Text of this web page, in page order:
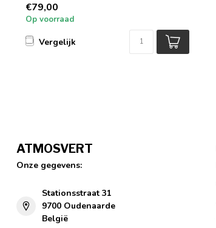
€79,00
Op voorraad
Vergelijk
ATMOSVERT
Onze gegevens:
Stationsstraat 31
9700 Oudenaarde
België